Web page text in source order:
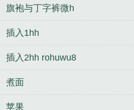
旗袍与丁字裤微h
插入1hh
插入2hh rohuwu8
煮面
苹果